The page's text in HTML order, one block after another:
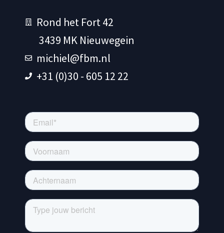
Rond het Fort 42
3439 MK Nieuwegein
michiel@fbm.nl
+31 (0)30 - 605 12 22